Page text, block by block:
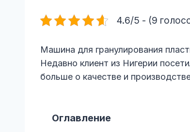
4.6/5 - (9
Машина для гранулирования
Недавно клиент из Нигерии
больше о качестве и
Оглавление